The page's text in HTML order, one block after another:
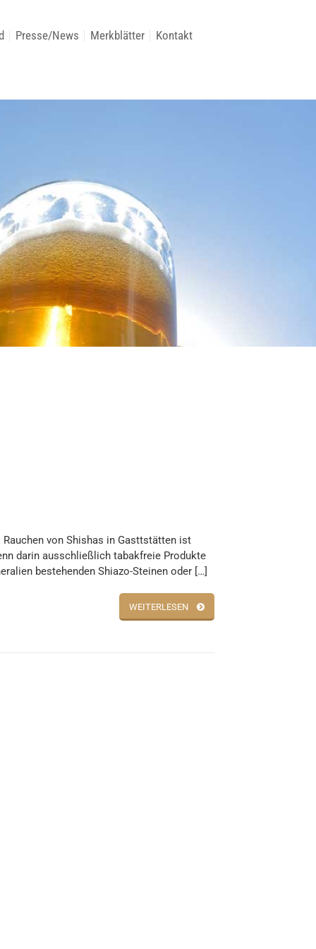
Presse/News Merkblätter Kontakt
Rauchen von Shishas in Gasttstätten ist
darin ausschließlich tabakfreie Produkte
bestehenden Shiazo-Steinen oder […]
WEITERLESEN